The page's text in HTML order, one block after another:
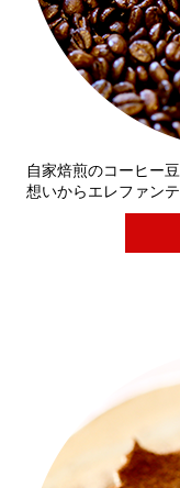
自家焙煎のコーヒー
想いからエレファン